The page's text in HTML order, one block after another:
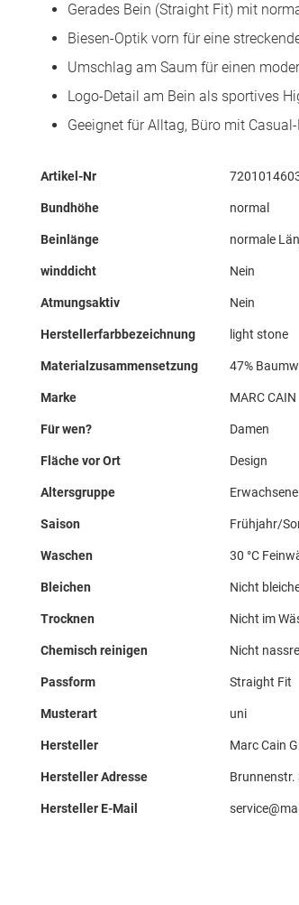
Gerades Bein (Straight Fit) mit
Biesen-Optik vorn für eine
Umschlag am Saum für einen
Logo-Detail am Bein als sportives
Geeignet für Alltag, Büro mit
Mehr
Artikel-Nr
Bundhöhe normal
Beinlänge normale
winddicht Nein
Atmungsaktiv Nein
Herstellerfarbbezeichnung light stone
Materialzusammensetzung 47%
Marke MARC CAIN
Für wen? Damen
Fläche vor Ort Design
Altersgruppe Erwachsene
Saison Frühjahr/
Waschen 30 °C
Bleichen Nicht
Trocknen Nicht im
Chemisch reinigen Nicht
Passform Straight Fit
Musterart uni
Hersteller Marc Cain
Hersteller Adresse Brunnenstr.
Hersteller E-Mail